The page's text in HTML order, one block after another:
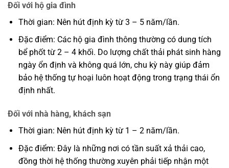
Đối với hộ gia đình
Thời gian: Nên hút định kỳ từ 3 – 5 năm/lần.
Đặc điểm: Các hộ gia đình thông thường có dung tích
bể phốt từ 2 – 4 khối. Do lượng chất thải phát sinh hàng
ngày ổn định và không quá lớn, chu kỳ này giúp đảm
bảo hệ thống tự hoại luôn hoạt động trong trạng thái ổn
định nhất.
Đối với nhà hàng, khách sạn
Thời gian: Nên hút định kỳ từ 1 – 2 năm/lần.
Đặc điểm: Đây là những nơi có tần suất xả thải cao,
đồng thời hệ thống thường xuyên phải tiếp nhận một